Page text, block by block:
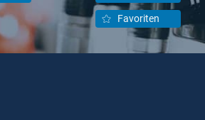
Favoriten